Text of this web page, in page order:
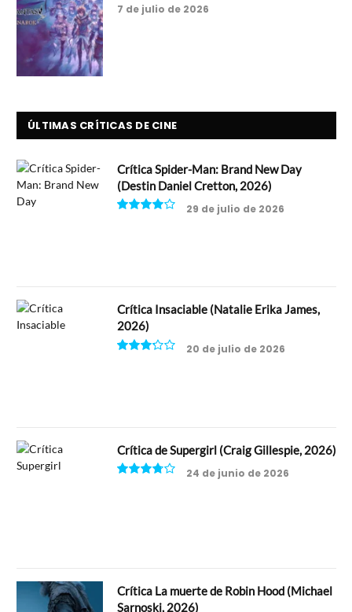
7 de julio de 2026
ÚLTIMAS CRÍTICAS DE CINE
Crítica Spider-Man: Brand New Day
(Destin Daniel Cretton, 2026)
29 de julio de 2026
Crítica Insaciable (Natalie Erika James,
2026)
20 de julio de 2026
Crítica de Supergirl (Craig Gillespie, 2026)
24 de junio de 2026
Crítica La muerte de Robin Hood (Michael
Sarnoski, 2026)